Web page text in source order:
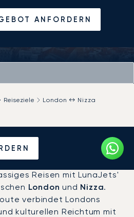
ANFORDERN
Reiseziele London ↔ Nizza
Privatjet
und Nizza
Reisen mit LunaJets'
London und Nizza.
verbindet Londons
kulturellen Reichtum mit